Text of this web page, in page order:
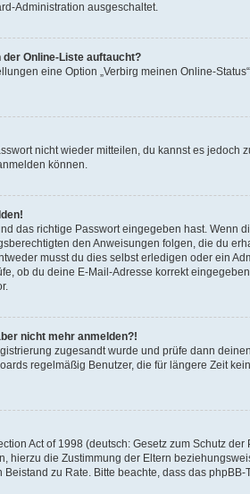
Administration ausgeschaltet.
Online-Liste auftaucht?
eine Option „Verbirg meinen Online-
nicht wieder mitteilen, du kannst es
können.
das richtige Passwort eingegeben hast. Wenn
den Anweisungen folgen, die du
musst du dies selbst erledigen oder ein
ob du deine E-Mail-Adresse korrekt
nicht mehr anmelden?!
zugesandt wurde und prüfe dann
regelmäßig Benutzer, die für längere Zeit
Act of 1998 (deutsch: Gesetz zum Schutz
hierzu die Zustimmung der Eltern
zu Rate. Bitte beachte, dass das